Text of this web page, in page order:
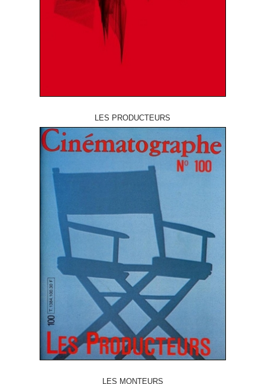
LES PRODUCTEURS
LES MONTEURS